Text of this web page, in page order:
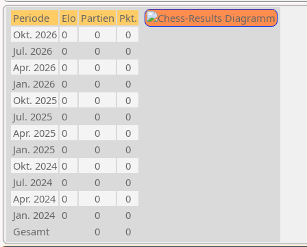
Periode Elo Partien Pkt.
Okt. 2026 0 0
0
Jul. 2026
0 0
0
Apr. 2026 0 0
0
Jan. 2026 0 0
0
Okt. 2025 0 0
0
Jul. 2025
0 0
0
Apr. 2025 0 0
0
Jan. 2025 0 0
0
Okt. 2024 0 0
0
Jul. 2024
0 0
0
Apr. 2024 0 0
0
Jan. 2024 0 0
0
Gesamt
0 0